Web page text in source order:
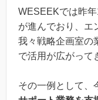
WESEEKでは昨
が進んでおり、エ
我々戦略企画室の
で活用が広がって
その一例として、